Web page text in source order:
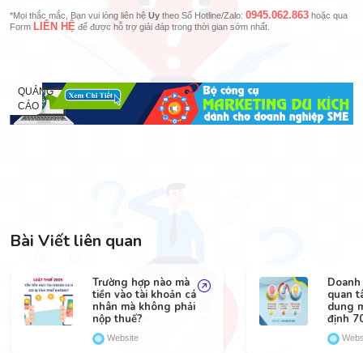
*Mọi thắc mắc, Bạn vui lòng liên hệ Uy theo Số Hotline/Zalo: 0945.062.863 hoặc qua
Form LIÊN HỆ để được hỗ trợ giải đáp trong thời gian sớm nhất.
QUẢNG
CÁO
Bài Viết liên quan
Trường hợp nào mà
tiền vào tài khoản cá
nhân mà không phải
nộp thuế?
Website
quan
dung
định